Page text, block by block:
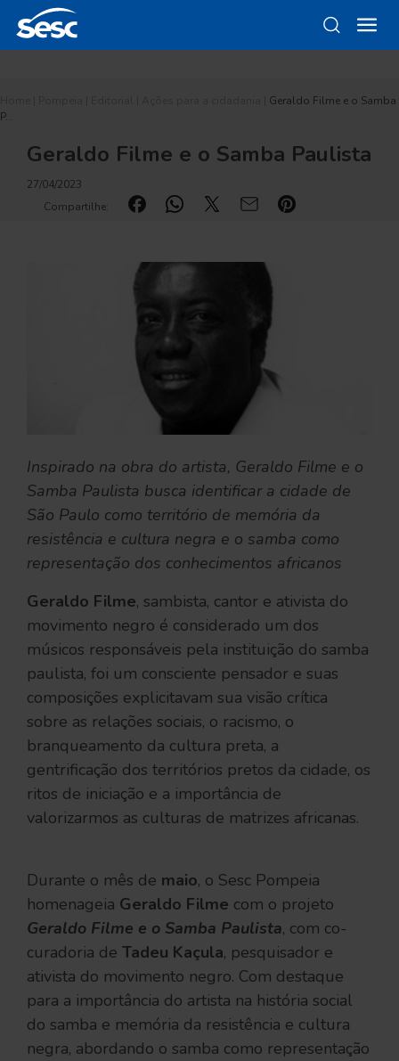
Geraldo Filme e o Samba
P…
Geraldo Filme e o Samba Paulista
27/04/2023
Compartilhe:
Inspirado na obra do artista, Geraldo Filme e o
Samba Paulista busca identificar a cidade de
São Paulo como território de memória da
resistência e cultura negra e o samba como
representação dos conhecimentos africanos
Geraldo Filme, sambista, cantor e ativista do
movimento negro é considerado um dos
músicos responsáveis pela instituição do samba
paulista, foi um consciente pensador e suas
composições explicitavam sua visão crítica
sobre as relações sociais, o racismo, o
branqueamento da cultura preta, a
gentrificação dos territórios pretos da cidade, os
ritos de iniciação e a importância de
valorizarmos as culturas de matrizes africanas.
Durante o mês de maio, o Sesc Pompeia
homenageia Geraldo Filme com o projeto
Geraldo Filme e o Samba Paulista, com co-
curadoria de Tadeu Kaçula, pesquisador e
ativista do movimento negro. Com destaque
para a importância do artista na história social
do samba e memória da resistência e cultura
negra, abordando o samba como representação